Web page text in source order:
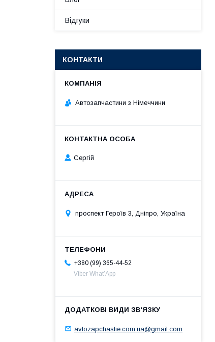
Відгуки
КОНТАКТИ
Автозапчастини з Німеччини
Сергій
проспект Героїв 3, Дніпро, Україна
+380 (99) 365-44-52
Viber What’App
avtozapchastie.com.ua@gmail.com